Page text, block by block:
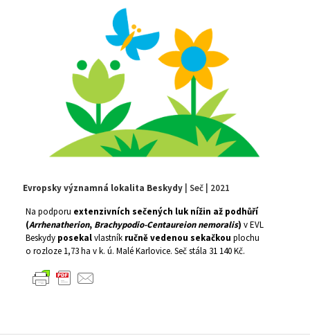
Evropsky významná lokalita Beskydy | Seč | 2021
Na podporu extenzivních sečených luk nížin až podhůří
(Arrhenatherion, Brachypodio-Centaureion nemoralis) v EVL
Beskydy posekalvlastník ručně vedenou sekačkou plochu
o rozloze 1,73 ha v k. ú. Malé Karlovice. Seč stála 31 140 Kč.